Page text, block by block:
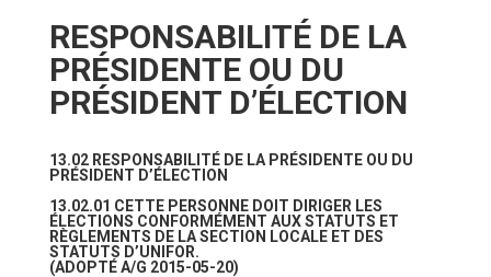
RESPONSABILITÉ DE LA
PRÉSIDENTE OU DU
PRÉSIDENT D’ÉLECTION
13.02 RESPONSABILITÉ DE LA PRÉSIDENTE OU DU
PRÉSIDENT D’ÉLECTION
13.02.01 CETTE PERSONNE DOIT DIRIGER LES
ÉLECTIONS CONFORMÉMENT AUX STATUTS ET
RÈGLEMENTS DE LA SECTION LOCALE ET DES
STATUTS D’UNIFOR.
(ADOPTÉ A/G 2015-05-20)